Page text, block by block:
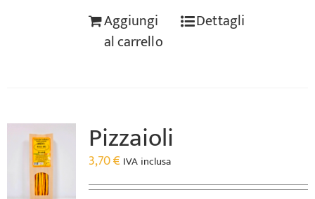
Aggiungi
al carrello
Dettagli
Pizzaioli
3,70€ IVA inclusa